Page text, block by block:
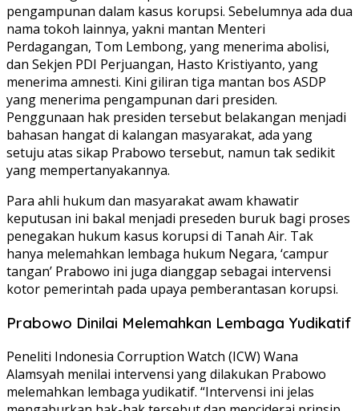
pengampunan dalam kasus korupsi. Sebelumnya ada dua
nama tokoh lainnya, yakni mantan Menteri
Perdagangan, Tom Lembong, yang menerima abolisi,
dan Sekjen PDI Perjuangan, Hasto Kristiyanto, yang
menerima amnesti. Kini giliran tiga mantan bos ASDP
yang menerima pengampunan dari presiden.
Penggunaan hak presiden tersebut belakangan menjadi
bahasan hangat di kalangan masyarakat, ada yang
setuju atas sikap Prabowo tersebut, namun tak sedikit
yang mempertanyakannya.
Para ahli hukum dan masyarakat awam khawatir
keputusan ini bakal menjadi preseden buruk bagi proses
penegakan hukum kasus korupsi di Tanah Air. Tak
hanya melemahkan lembaga hukum Negara, ‘campur
tangan’ Prabowo ini juga dianggap sebagai intervensi
kotor pemerintah pada upaya pemberantasan korupsi.
Prabowo Dinilai Melemahkan Lembaga Yudikatif
Peneliti Indonesia Corruption Watch (ICW) Wana
Alamsyah menilai intervensi yang dilakukan Prabowo
melemahkan lembaga yudikatif. “Intervensi ini jelas